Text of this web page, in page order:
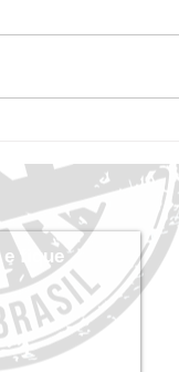
e fique